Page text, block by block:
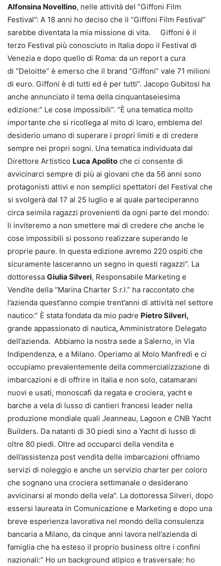
Alfonsina Novellino, nelle attività del “Giffoni Film
Festival”: A 18 anni ho deciso che il “Giffoni Film Festival”
sarebbe diventata la mia missione di vita. Giffoni è il
terzo Festival più conosciuto in Italia dopo il Festival di
Venezia e dopo quello di Roma: da un report a cura
di “Deloitte” è emerso che il brand “Giffoni” vale 71 milioni
di euro. Giffoni è di tutti ed è per tutti”. Jacopo Gubitosi ha
anche annunciato il tema della cinquantaseiesima
edizione:” Le cose impossibili”. “È una tematica molto
importante che si ricollega al mito di Icaro, emblema del
desiderio umano di superare i propri limiti e di credere
sempre nei propri sogni. Una tematica individuata dal
Direttore Artistico Luca Apolito che ci consente di
avvicinarci sempre di più ai giovani che da 56 anni sono
protagonisti attivi e non semplici spettatori del Festival che
si svolgerà dal 17 al 25 luglio e al quale parteciperanno
circa seimila ragazzi provenienti da ogni parte del mondo:
li inviteremo a non smettere mai di credere che anche le
cose impossibili si possono realizzare superando le
proprie paure. In questa edizione avremo 220 ospiti che
sicuramente lasceranno un segno in questi ragazzi”. La
dottoressa Giulia Silveri, Responsabile Marketing e
Vendite della “Marina Charter S.r.l.” ha raccontato che
l’azienda quest’anno compie trent’anni di attività nel settore
nautico:” È stata fondata da mio padre Pietro Silveri,
grande appassionato di nautica,Amministratore Delegato
dell’azienda. Abbiamo la nostra sede a Salerno, in Via
Indipendenza, e a Milano. Operiamo al Molo Manfredi e ci
occupiamo prevalentemente della commercializzazione di
imbarcazioni e di offrire in Italia e non solo, catamarani
nuovi e usati, monoscafi da regata e crociera, yacht e
barche a vela di lusso di cantieri francesi leader nella
produzione mondiale quali Jeanneau, Lagoon e CNB Yacht
Builders. Da natanti di 30 piedi sino a Yacht di lusso di
oltre 80 piedi. Oltre ad occuparci della vendita e
dell’assistenza post vendita delle imbarcazioni offriamo
servizi di noleggio e anche un servizio charter per coloro
che sognano una crociera settimanale o desiderano
avvicinarsi al mondo della vela”. La dottoressa Silveri, dopo
essersi laureata in Comunicazione e Marketing e dopo una
breve esperienza lavorativa nel mondo della consulenza
bancaria a Milano, da cinque anni lavora nell’azienda di
famiglia che ha esteso il proprio business oltre i confini
nazionali:” Ho un background atipico e trasversale: ho